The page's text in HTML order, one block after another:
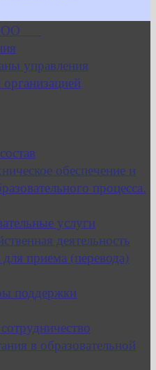
управления
обеспечение и
процесса.
услуги
деятельность
приема (перевода)
поддержки
в образовательной